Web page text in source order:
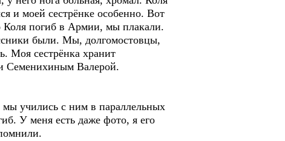
и моей сестрёнке особенно. Вот
Коля погиб в Армии, мы плакали.
были. Мы, долгомостовцы,
Моя сестрёнка хранит
Семенихиным Валерой.
учились с ним в параллельных
У меня есть даже фото, я его